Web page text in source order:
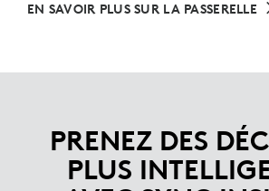
EN SAVOIR PLUS SUR LA PASSERELLE
PRENEZ DES
PLUS